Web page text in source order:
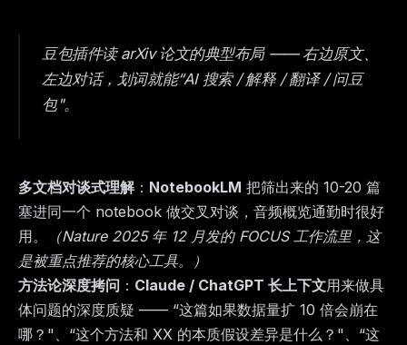
豆包插件读 arXiv 论文的典型布局 —— 右边原文、
左边对话，划词就能“AI 搜索 / 解释 / 翻译 / 问豆
包"。
多文档对谈式理解： NotebookLM 把筛出来的 10-20 篇
塞进同一个 notebook 做交叉对谈，音频概览通勤时很好
用。
（Nature 2025 年 12 月发的 FOCUS 工作流里，这
是被重点推荐的核心工具。）
方法论深度拷问 ： Claude / ChatGPT 长上下文用来做具
体问题的深度质疑 —— “这篇如果数据量扩 10 倍会崩在
哪？"、“这个方法和 XX 的本质假设差异是什么？"、“这